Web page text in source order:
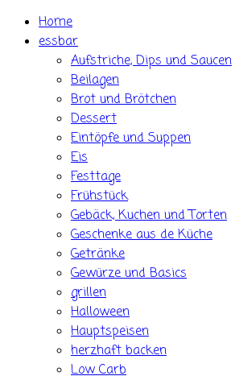
Skip Home
essbar
Aufstriche, Dips und Saucen
Beilagen
Brot und Brötchen
Dessert
Eintöpfe und Suppen
Eis
Festtage
Frühstück
Gebäck, Kuchen und Torten
Geschenke aus de Küche
Getränke
Gewürze und Basics
grillen
Halloween
Hauptspeisen
herzhaft backen
Low Carb